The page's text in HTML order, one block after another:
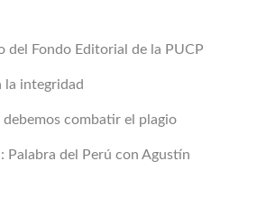
del Fondo Editorial de la PUCP
la integridad
debemos combatir el plagio
Palabra del Perú con Agustín